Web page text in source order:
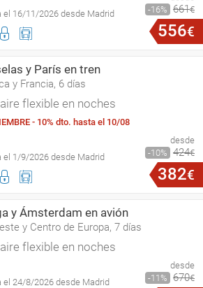
el 16/11/2026 desde Madrid
16
661€
556€
y París en tren
y Francia, 6 días
flexible en noches
- 10% dto. hasta el 10/08
el 1/9/2026 desde Madrid
desde
10
424€
382€
y Ámsterdam en avión
y Centro de Europa, 7 días
flexible en noches
el 24/8/2026 desde Madrid
desde
11
670€